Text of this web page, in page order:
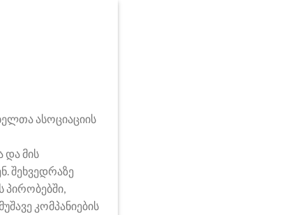
ასოციაციის
და მის
შეხვედრაზე
პირობებში,
კომპანიების